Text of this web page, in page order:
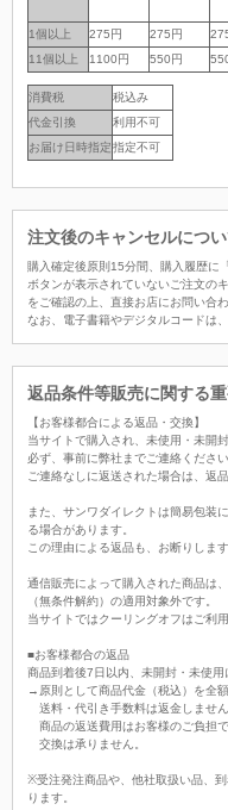
1個以上 275円 275円
11個以上
1100円 550円
1個以上
11個以上
消費税
税込み
代金引換
利用不可
お届け日時指定指定不可
注文後のキャンセルにつ
購入確定後原則15分間、購入履歴に
ボタンが表示されていないご注文の
をご確認の上、直接お店にお問い合わ
なお、電子書籍やデジタルコードは
返品条件等販売に関する
【お客様都合による返品・交換】
当サイトで購入され、未使用・未開
必ず、事前に弊社までご連絡ください
ご連絡なしに返送された場合は、返
また、サンワダイレクトは簡易包装
る場合があります。
この理由による返品も、お断りします
通信販売によって購入された商品は
（無条件解約）の適用対象外です。
当サイトではクーリングオフはご利用
■お客様都合の返品
商品到着後7日以内、未開封・未使用
→原則として商品代金（税込）を全額
送料・代引き手数料は返金しません
商品の返送費用はお客様のご負担で
交換は承りません。
※受注発注商品や、他社取扱い品、
ります。